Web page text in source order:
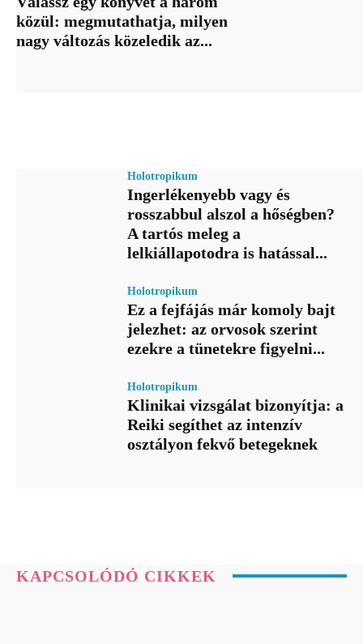
közül: megmutathatja, milyen
nagy változás közeledik az...
Holotropikum
Ingerlékenyebb vagy és
rosszabbul alszol a hőségben?
A tartós meleg a
lelkiállapotodra is hatással...
Holotropikum
Ez a fejfájás már komoly bajt
jelezhet: az orvosok szerint
ezekre a tünetekre figyelni...
Holotropikum
Klinikai vizsgálat bizonyítja: a
Reiki segíthet az intenzív
osztályon fekvő betegeknek
KAPCSOLÓDÓ CIKKEK